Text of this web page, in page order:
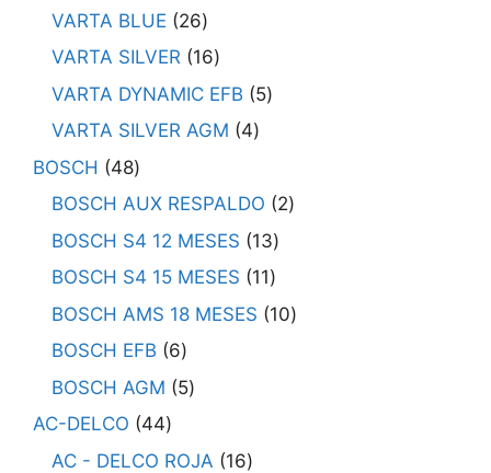
VARTA BLUE
26
VARTA SILVER 16
VARTA DYNAMIC EFB
5
VARTA SILVER AGM
4
BOSCH
48
BOSCH AUX RESPALDO
2
BOSCH S4 12 MESES
13
BOSCH S4 15 MESES
11
BOSCH AMS 18 MESES
10
BOSCH EFB
6
BOSCH AGM
5
AC-DELCO
44
AC - DELCO ROJA
16